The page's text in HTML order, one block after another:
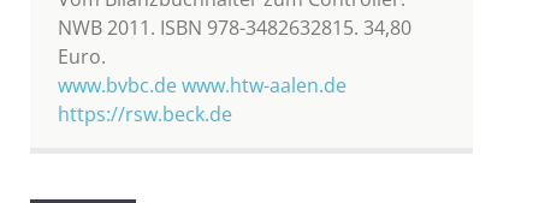
NWB 2011. ISBN 978-3482632815. 34,80
Euro.
www.bvbc.dewww.htw-aalen.de
https://rsw.beck.de